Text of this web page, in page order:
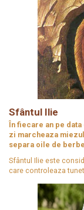
Sfântul Ilie
În fiecare an pe
zi marcheaza
separa oile de
Sfântul Ilie este
care controleaza